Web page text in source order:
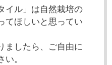
イル」は自然栽培の
てほしいと思ってい
ましたら、ご自由に
。